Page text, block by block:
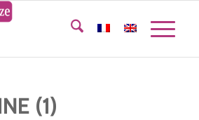
(1)